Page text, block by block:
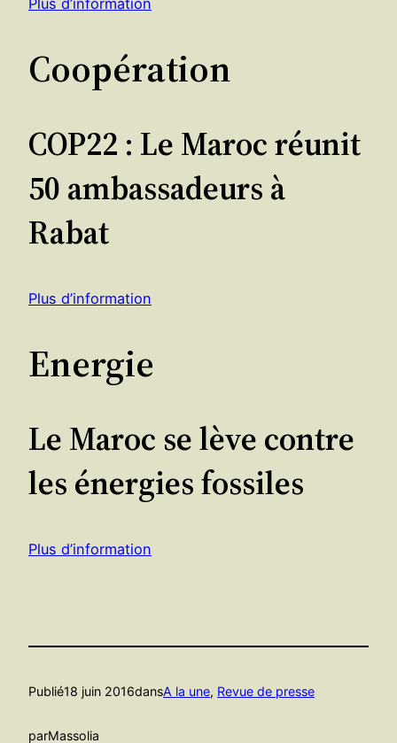
Plus d’information
Coopération
COP22 : Le Maroc réunit
50 ambassadeurs à
Rabat
Plus d’information
Energie
Le Maroc se lève contre
les énergies fossiles
Plus d’information
Publié18 juin 2016dansA la une, Revue de presse
parMassolia